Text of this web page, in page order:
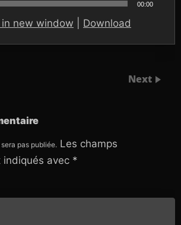
00:00
in new window Download
Next
pas publiée. Les champs
avec *